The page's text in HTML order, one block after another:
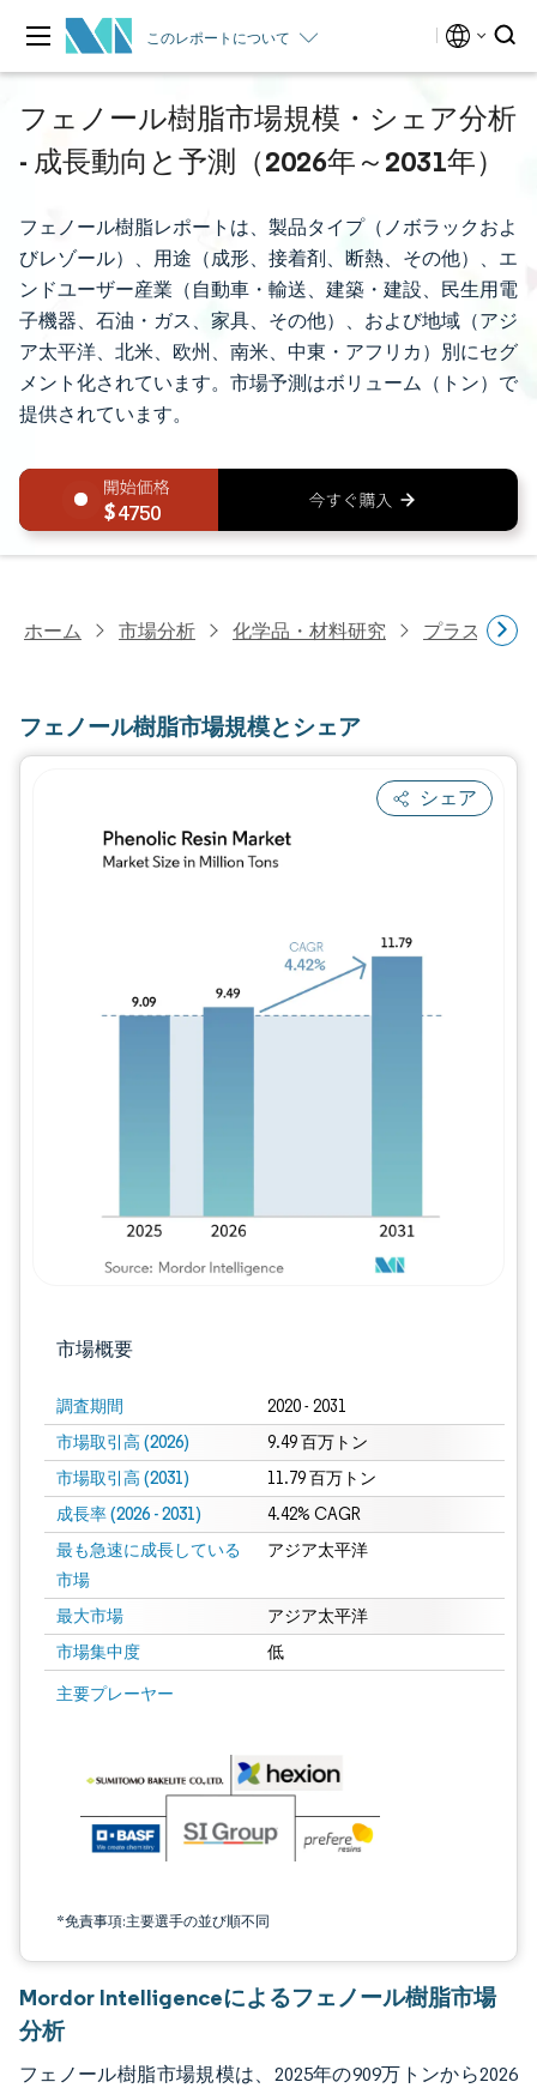
このレポートについて
フェノール樹脂市場規模・シェア分析
- 成長動向と予測（2026年～2031年）
フェノール樹脂レポートは、製品タイプ（ノボラックおよ
びレゾール）、用途（成形、接着剤、断熱、その他）、エ
ンドユーザー産業（自動車・輸送、建築・建設、民生用電
子機器、石油・ガス、家具、その他）、および地域（アジ
ア太平洋、北米、欧州、南米、中東・アフリカ）別にセグ
メント化されています。市場予測はボリューム（トン）で
提供されています。
4750
ホーム 市場分析 化学品・材料研究 プラスチッ
フェノール樹脂市場規模とシェア
シェア
市場概要
調査期間 2020 - 2031
市場取引高 (2026) 9.49 百万トン
市場取引高 (2031) 11.79 百万トン
成長率 (2026 - 2031) 4.42% CAGR
最も急速に成長している
市場
アジア太平洋
最大市場 アジア太平洋
市場集中度 低
主要プレーヤー
*免責事項:主要選手の並び順不同
画像 © Mordor Intelligence。再利用にはCC BY 4.0の表示が必要です。
Mordor Intelligenceによるフェノール樹脂市場
分析
フェノール樹脂市場規模は、2025年の909万トンから2026